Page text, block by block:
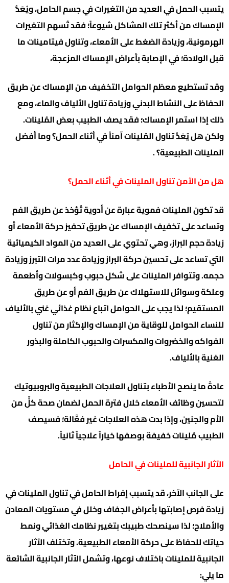
يتسبب الحمل في العديد من التغيرات في جسم الحامل، ويُعَدُّ
الإمساك من أكثر تلك المشاكل شيوعاً؛ فقد تُسهم التغيرات
الهرمونية، وزيادة الضغط على الأمعاء، وتناول فيتامينات ما
قبل الولادة؛ في الإصابة بأعراض الإمساك المزعجة،
وقد تستطيع معظم الحوامل التخفيف من الإمساك عن طريق
الحفاظ على النشاط البدني وزيادة تناول الألياف والماء، ومع
ذلك إذا استمر الإمساك؛ فقد يصف الطبيب بعض المُلينات.
ولكن هل يُعَدُّ تناول المُلينات آمناً في أثناء الحمل؟ وما أفضل
الملينات الطبيعية؟ .
هل من الآمن تناول الملينات في أثناء الحمل؟
قد تكون الملينات فموية عبارة عن أدوية تُؤخذ عن طريق الفم
وتساعد على تخفيف الإمساك عن طريق تحفيز حركة الأمعاء أو
زيادة حجم البراز، وهي تحتوي على العديد من المواد الكيميائية
التي تساعد على تحسين حركة البراز وزيادة عدد مرات التبرز وزيادة
حجمه. وتتوافر الملينات على شكل حبوب وكبسولات وأطعمة
وعلكة وسوائل للاستهلاك عن طريق الفم أو عن طريق
المستقيم؛ لذا يجب على الحوامل اتباع نظام غذائي غني بالألياف
للنساء الحوامل للوقاية من الإمساك والإكثار من تناول
الفواكه والخضروات والمكسرات والحبوب الكاملة والبذور
الغنية بالألياف.
عادةً ما ينصح الأطباء بتناول العلاجات الطبيعية والبروبيوتيك
لتحسين وظائف الأمعاء خلال فترة الحمل لضمان صحة كلٍّ من
الأم والجنين، وإذا بدت هذه العلاجات غير فعَّالة؛ فسيصف
الطبيب مُلينات خفيفة بوصفها خياراً علاجياً ثانياً.
الآثار الجانبية للملينات في الحامل
على الجانب الآخر، قد يتسبب إفراط الحامل في تناول الملينات في
زيادة فرص إصابتها بأعراض الجفاف وخلل في مستويات المعادن
والأملاح؛ لذا سينصحك طبيبك بتغيير نظامك الغذائي ونمط
حياتك للحفاظ على حركة الأمعاء الطبيعية. وتختلف الآثار
الجانبية للملينات باختلاف نوعها، وتشمل الآثار الجانبية الشائعة
ما يلي: